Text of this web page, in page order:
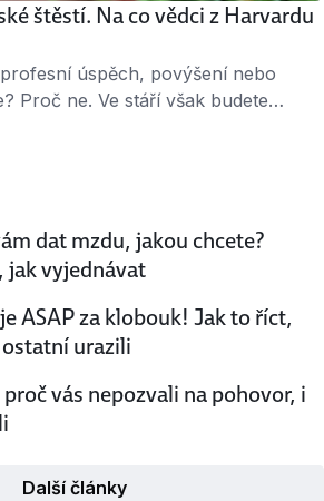
štěstí. Na co vědci z Harvardu
úspěch, povýšení nebo
Proč ne. Ve stáří však budete
Začalo to v roce 1938, kdy
zdraví …
dat mzdu, jakou chcete?
jak vyjednávat
ASAP za klobouk! Jak to říct,
urazili
vás nepozvali na pohovor, i
Další články